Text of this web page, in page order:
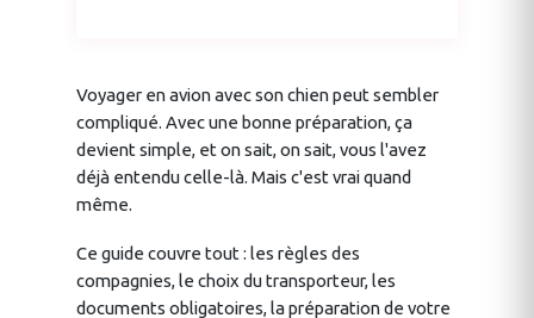
Voyager en avion avec son chien peut sembler
compliqué. Avec une bonne préparation, ça
devient simple, et on sait, on sait, vous l'avez
déjà entendu celle-là. Mais c'est vrai quand
même.
Ce guide couvre tout : les règles des
compagnies, le choix du transporteur, les
documents obligatoires, la préparation de votre